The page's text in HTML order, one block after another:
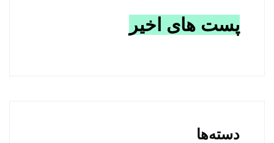
پست های اخیر
دسته‌ها